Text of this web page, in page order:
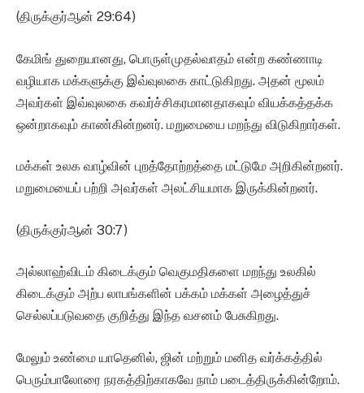
(திருக்குர்ஆன் 29:64)
கேமிங் துறையானது, பொருள்முதல்வாதம் என்ற கண்ணாடி
வழியாக மக்களுக்கு இவ்வுலகை காட்டுகிறது. அதன் மூலம்
அவர்கள் இவ்வுலகை கவர்ச்சிகரமானதாகவும் வியக்கத்தக்க
ஒன்றாகவும் காண்கின்றனர். மறுமையை மறந்து விடுகிறார்கள்.
மக்கள் உலக வாழ்வின் புறத்தோற்றத்தை மட்டுமே அறிகின்றனர்.
மறுமையைப் பற்றி அவர்கள் அலட்சியமாக இருக்கின்றனர்.
(திருக்குர்ஆன் 30:7)
அல்லாஹ்விடம் கிடைக்கும் வெகுமதிகளை மறந்து உலகில்
கிடைக்கும் அற்ப லாபங்களின் பக்கம் மக்கள் அழைத்துச்
செல்லப்படுவதை குறித்து இந்த வசனம் பேசுகிறது.
மேலும் உண்மை யாதெனில், ஜின் மற்றும் மனித வர்க்கத்தில்
பெரும்பாலோரை நரகத்திற்காகவே நாம் படைத்திருக்கின்றோம்.